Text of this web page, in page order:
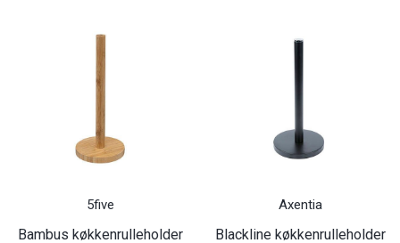
5five
Bambus køkkenrulleholder
Axentia
Blackline køkkenrulleholder